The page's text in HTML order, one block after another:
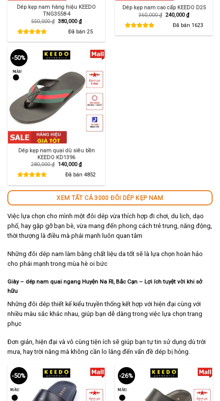
Dép kẹp nam hàng hiệu KEEDO
TNG3558-4
550,000₫ Giá
550,000 ₫.
380,000₫Giá
hiện
tại
là:
Đã bán 25
Dép kẹp nam cao cấp KEEDO D25
360,000₫ Giá
360,000 ₫.
240,000₫Giá
hiện
tại
là:
Đã bán 1623
-50%
Dép kẹp nam quai dù siêu bền
KEEDO KD1396
280,000₫ Giá
140,000₫Giá
hiện
tại
Đã bán 4852
XEM TẤT CẢ 3000 ĐÔI DÉP KẸP NAM
Việc lựa chọn cho mình một đôi dép vừa thích hợp đi chơi, du lịch, dạo
phố, hay gặp gỡ bạn bè, vừa mang đến phong cách trẻ trung, năng động,
thời thượng là điều mà phái mạnh luôn quan tâm
Những đôi dép nam làm bằng chất liệu da tốt sẽ là lựa chọn hoàn hảo
cho phái mạnh trong mùa hè oi bức
Giày – dép nam quai ngang Huyện Na Rì, Bắc Cạn – Lợi ích tuyệt vời khi sở
hữu
Những đôi dép thiết kế kiểu truyền thống kết hợp với hiện đại cùng với
nhiều màu sắc khác nhau, giúp bạn dễ dàng trong việc lựa chọn trang
phục
Đơn giản, hiện đại và vô cùng tiện ích sẽ giúp bạn tự tin sử dụng dù trời
mưa, hay trời nắng mà không cần lo lắng đến vấn đề dép bị hỏng.
-50% -26%